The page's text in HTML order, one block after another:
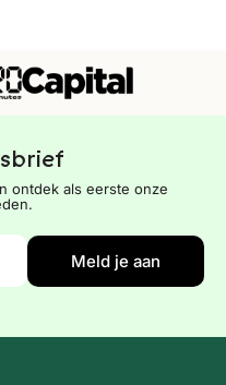
ontdek als eerste onze
Meld je aan